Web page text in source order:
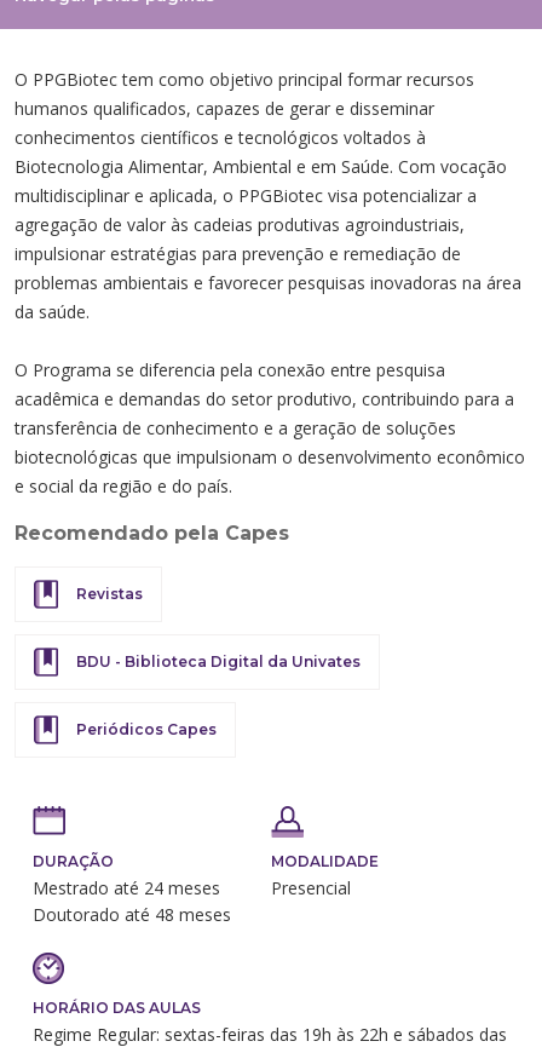
Cursos de Idiomas
Diplomados
Univates & Você - Comunidade
Escolas
O PPGBiotec tem como objetivo principal formar recursos
humanos qualificados, capazes de gerar e disseminar
conhecimentos científicos e tecnológicos voltados à
Biotecnologia Alimentar, Ambiental e em Saúde. Com vocação
multidisciplinar e aplicada, o PPGBiotec visa potencializar a
agregação de valor às cadeias produtivas agroindustriais,
impulsionar estratégias para prevenção e remediação de
problemas ambientais e favorecer pesquisas inovadoras na área
da saúde.
O Programa se diferencia pela conexão entre pesquisa
acadêmica e demandas do setor produtivo, contribuindo para a
transferência de conhecimento e a geração de soluções
biotecnológicas que impulsionam o desenvolvimento econômico
e social da região e do país.
Recomendado pela Capes
Revistas
BDU - Biblioteca Digital da Univates
Periódicos Capes
DURAÇÃO
Mestrado até 24 meses
Doutorado até 48 meses
MODALIDADE
Presencial
HORÁRIO DAS AULAS
Regime Regular: sextas-feiras das 19h às 22h e sábados das